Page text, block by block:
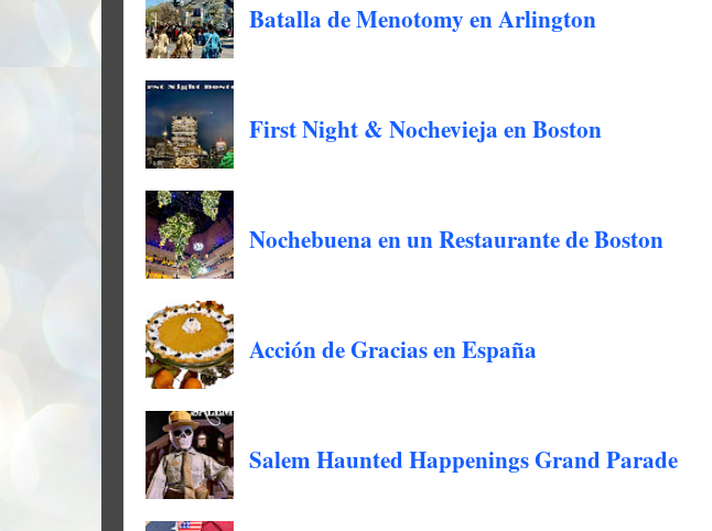
Batalla de Menotomy en Arlington
First Night & Nochevieja en Boston
Nochebuena en un Restaurante de Boston
Acción de Gracias en España
Salem Haunted Happenings Grand Parade